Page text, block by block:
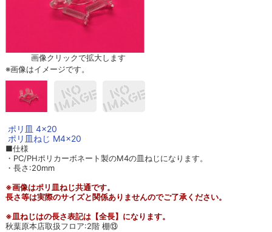
画像クリックで拡大します
※画像はイメージです。
ポリ皿 4×20
ポリ皿ねじ M4×20
■仕様
・PC/PHポリカーボネート製のM4の皿ねじになります。
・長さ:20mm
※画像はポリ皿ねじ共通です。
長さ等は実際のサイズと関係ありませんのでご了承ください。
※皿ねじはの長さ表記は【全長】になります。
秋葉原本店取扱フロア:2階 棚⑬